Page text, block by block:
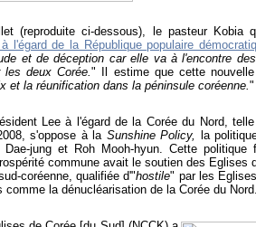
(reproduite ci-dessous), le pasteur Kobia
l'égard de la République populaire
et de déception car elle va à l'encontre
les deux Corée." Il estime que cette
et la réunification dans la péninsule coréenne."
Lee à l'égard de la Corée du Nord,
s'oppose à la Sunshine Policy,
la
jung et Roh Mooh-hyun. Cette
commune avait le soutien des Eglises
coréenne, qualifiée d'"hostile" par les
comme la dénucléarisation de la Corée du